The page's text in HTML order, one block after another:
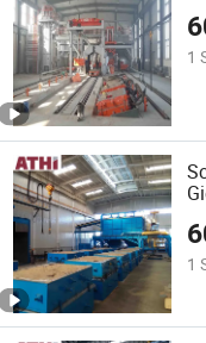
1
1